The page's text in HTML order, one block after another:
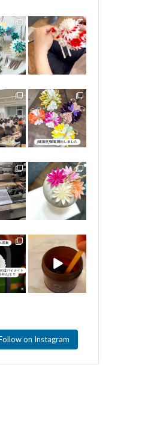
内です
山セ
。
0
中級のかんざしが
完成
基本のちりめん作
りからスタートし
て
84 0
の会で
ョップ
お伝
ただき
。
0
講座のご案内です
内容は蝶の内容と
なります＾＾
...
講座で
いる羽
て
さま
す...
0
特別コース
小さなボールブー
ケ
素敵な色合いで仕
上がります。
...
60 0
募集し
からの
能です
品...
すずまち✖️
@miyacozome さ
まの染色キット
...
on Instagram